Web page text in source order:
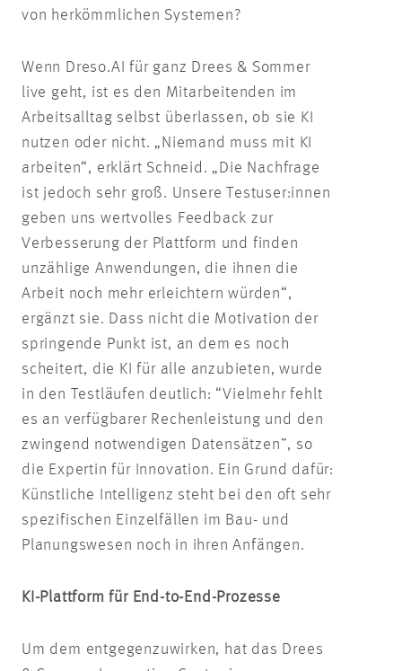
von herkömmlichen Systemen?
Wenn Dreso.AI für ganz Drees & Sommer
live geht, ist es den Mitarbeitenden im
Arbeitsalltag selbst überlassen, ob sie KI
nutzen oder nicht. „Niemand muss mit KI
arbeiten“, erklärt Schneid. „Die Nachfrage
ist jedoch sehr groß. Unsere Testuser:innen
geben uns wertvolles Feedback zur
Verbesserung der Plattform und finden
unzählige Anwendungen, die ihnen die
Arbeit noch mehr erleichtern würden“,
ergänzt sie. Dass nicht die Motivation der
springende Punkt ist, an dem es noch
scheitert, die KI für alle anzubieten, wurde
in den Testläufen deutlich: “Vielmehr fehlt
es an verfügbarer Rechenleistung und den
zwingend notwendigen Datensätzen”, so
die Expertin für Innovation. Ein Grund dafür:
Künstliche Intelligenz steht bei den oft sehr
spezifischen Einzelfällen im Bau- und
Planungswesen noch in ihren Anfängen.
KI-Plattform für End-to-End-Prozesse
Um dem entgegenzuwirken, hat das Drees